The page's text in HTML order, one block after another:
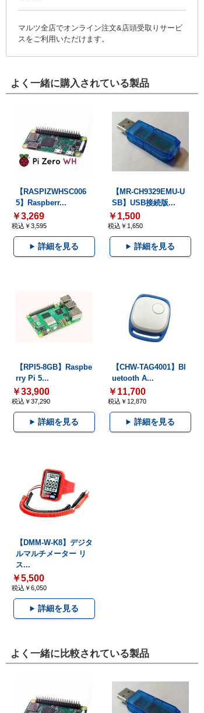
マルツ全店でオンライン注文&店頭受取りサービ
スをご利用いただけます。
よく一緒に購入されている製品
【RASPIZWHSC006
5】Raspberr...
￥3,269
税込￥3,595
詳細を見る
【MR-CH9329EMU-U
SB】USB接続版...
￥1,500
税込￥1,650
詳細を見る
【RPI5-8GB】Raspbe
rry Pi 5...
￥33,900
税込￥37,290
詳細を見る
【CHW-TAG4001】Bl
uetooth A...
￥11,700
税込￥12,870
詳細を見る
【DMM-W-K8】デジタ
ルマルチメーター リ
ス...
￥5,500
税込￥6,050
詳細を見る
よく一緒に比較されている製品